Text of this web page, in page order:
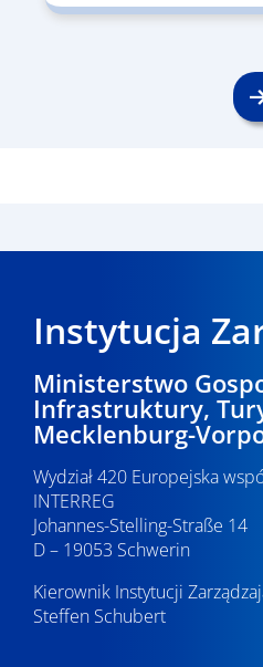
Instytucja
Ministerstwo
Infrastruktury,
Mecklenburg-
Wydział 420 Europejska
INTERREG
Johannes-Stelling-Straße 14
D – 19053 Schwerin
Kierownik Instytucji
Steffen Schubert